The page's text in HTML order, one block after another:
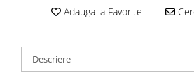
Adauga la Favorite
Descriere